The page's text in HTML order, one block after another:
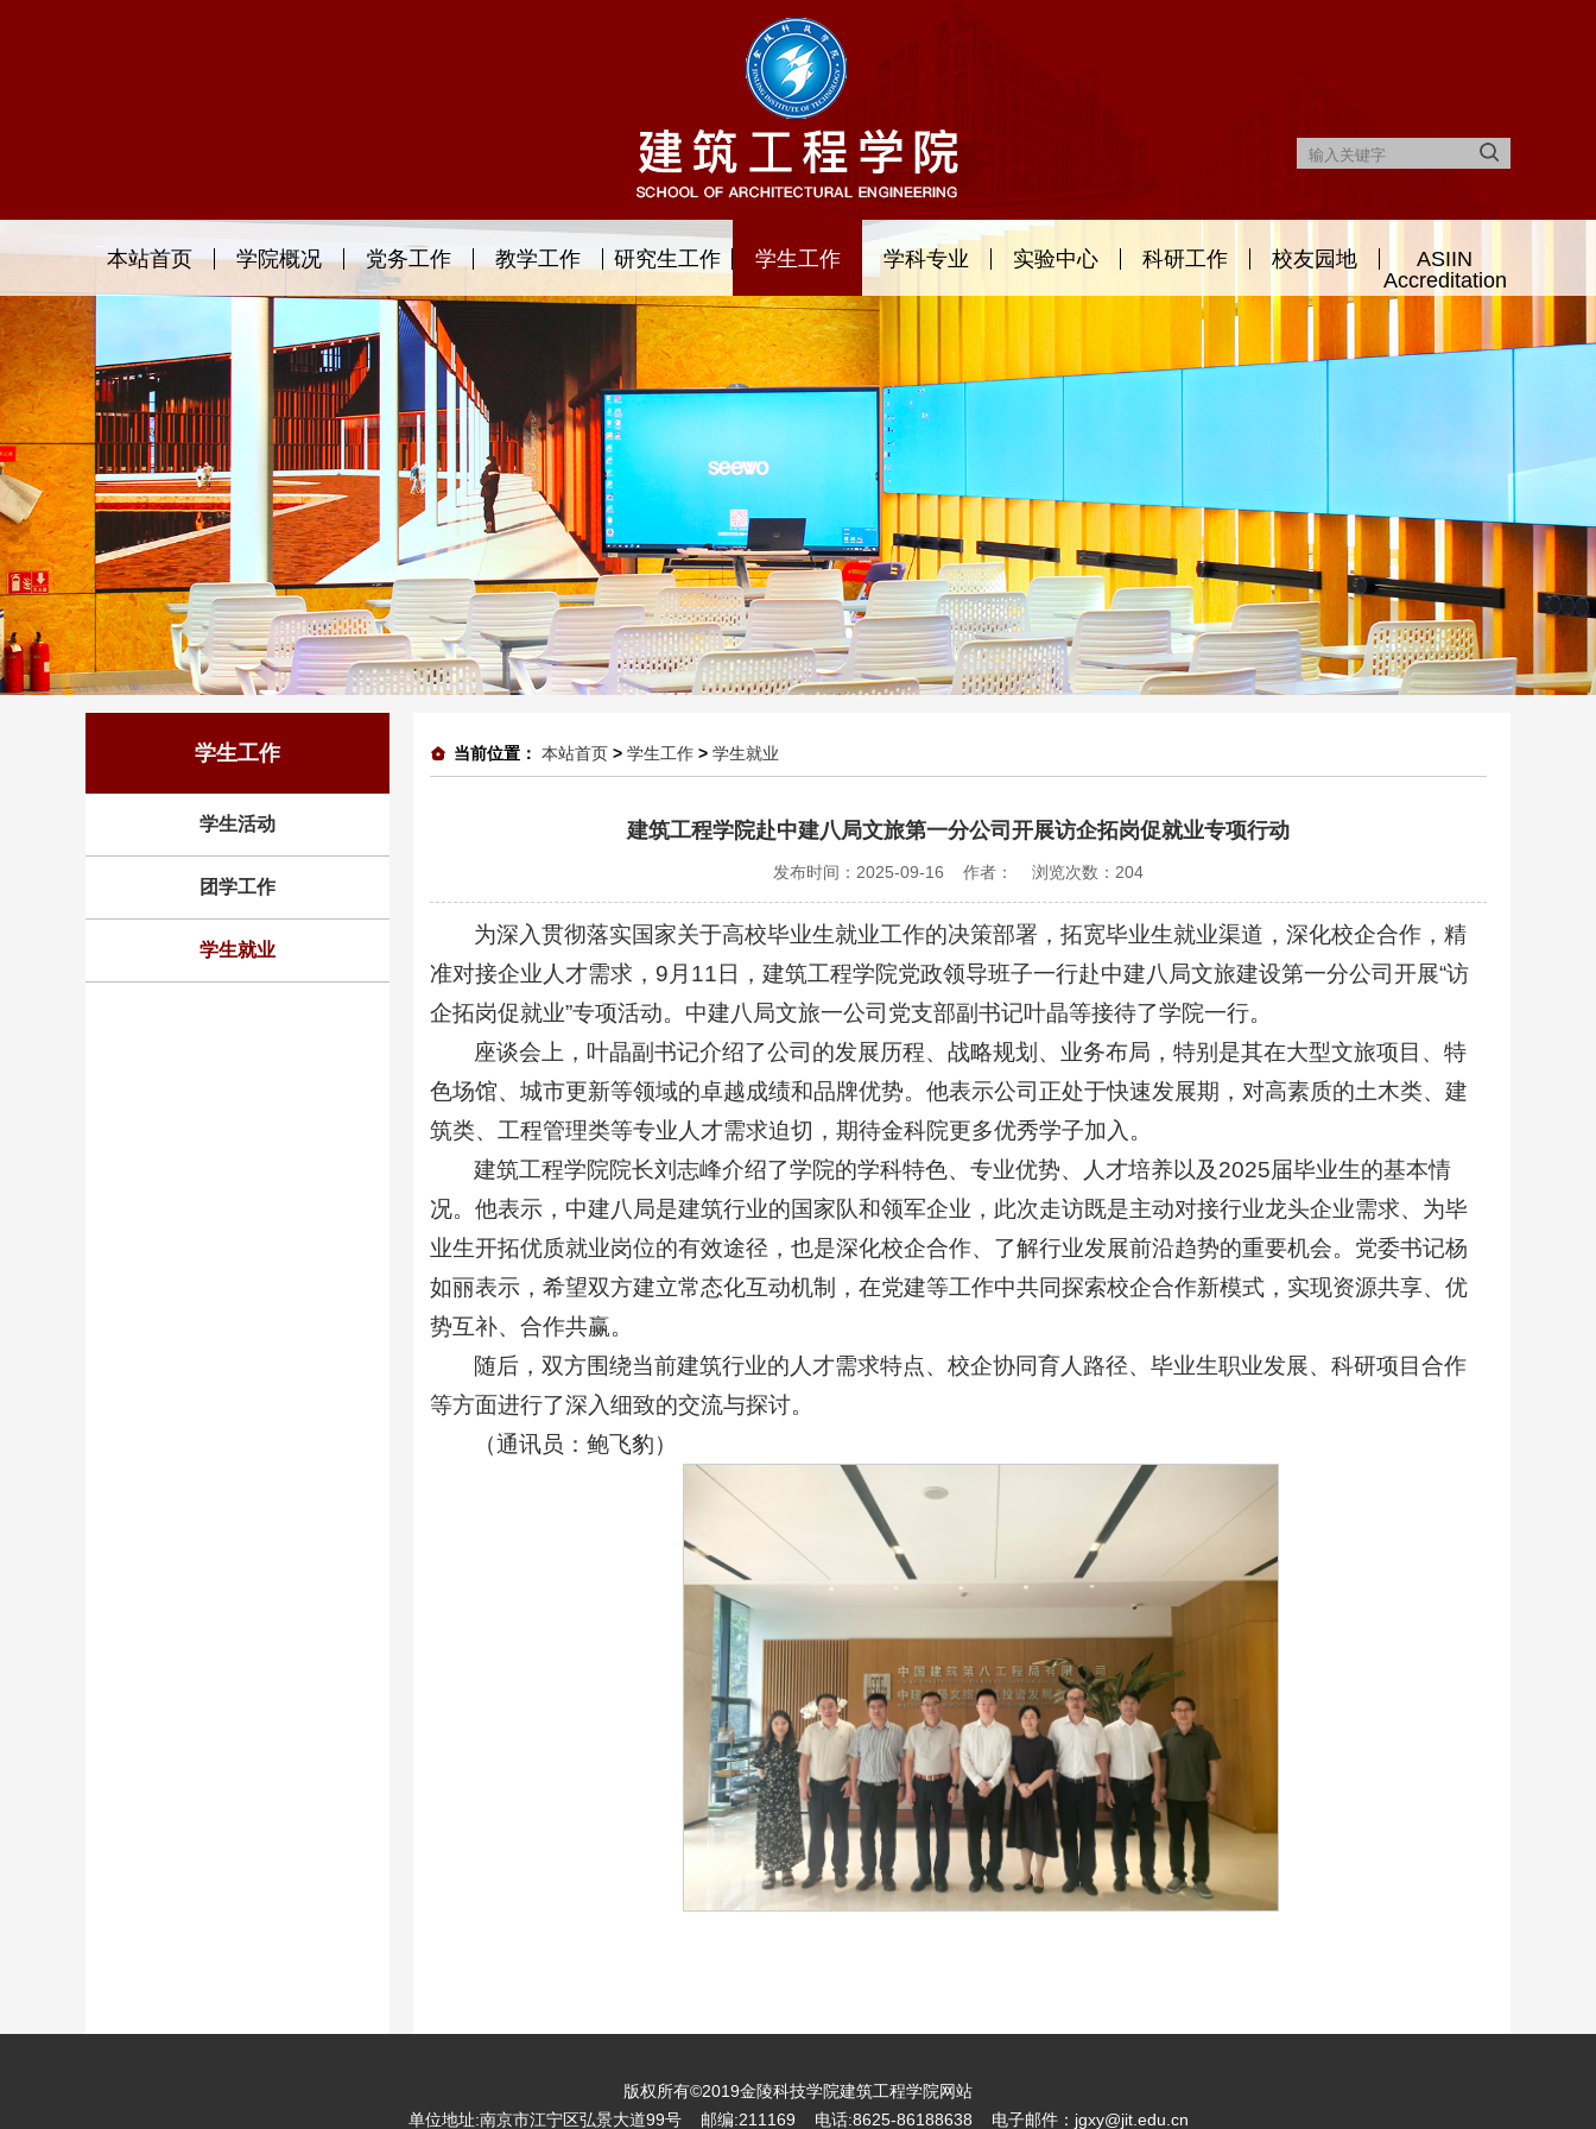
本站首页 学院概况 党务工作 教学工作 研究生工作 学生工作 学科专业 实验中心 科研工作 校友园地
ASIIN
Accreditation
学生工作
学生活动
团学工作
学生就业
当前位置： 本站首页 > 学生工作 > 学生就业
建筑工程学院赴中建八局文旅第一分公司开展访企拓岗促就业专项行动
发布时间：2025-09-16 作者： 浏览次数： 204
为深入贯彻落实国家关于高校毕业生就业工作的决策部署，拓宽毕业生就业渠道，深化校企合作，精
准对接企业人才需求，9月11日，建筑工程学院党政领导班子一行赴中建八局文旅建设第一分公司开展“访
企拓岗促就业”专项活动。中建八局文旅一公司党支部副书记叶晶等接待了学院一行。
座谈会上，叶晶副书记介绍了公司的发展历程、战略规划、业务布局，特别是其在大型文旅项目、特
色场馆、城市更新等领域的卓越成绩和品牌优势。他表示公司正处于快速发展期，对高素质的土木类、建
筑类、工程管理类等专业人才需求迫切，期待金科院更多优秀学子加入。
建筑工程学院院长刘志峰介绍了学院的学科特色、专业优势、人才培养以及2025届毕业生的基本情
况。他表示，中建八局是建筑行业的国家队和领军企业，此次走访既是主动对接行业龙头企业需求、为毕
业生开拓优质就业岗位的有效途径，也是深化校企合作、了解行业发展前沿趋势的重要机会。党委书记杨
如丽表示，希望双方建立常态化互动机制，在党建等工作中共同探索校企合作新模式，实现资源共享、优
势互补、合作共赢。
随后，双方围绕当前建筑行业的人才需求特点、校企协同育人路径、毕业生职业发展、科研项目合作
等方面进行了深入细致的交流与探讨。
（通讯员：鲍飞豹）
版权所有©2019金陵科技学院建筑工程学院网站
单位地址:南京市江宁区弘景大道99号 邮编:211169 电话:8625-86188638 电子邮件：jgxy@jit.edu.cn